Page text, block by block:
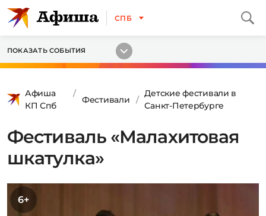
СПБ
ПОКАЗАТЬ СОБЫТИЯ
Афиша
КП Спб
Фестивали
Детские фестивали в
Санкт-Петербурге
Фестиваль «Малахитовая
шкатулка»
6+